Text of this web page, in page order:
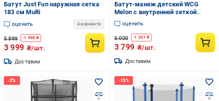
Батут Just Fun наружная сетка
183 см Multi
оценить 4 варианта
5 899 -1 900 ₴
3 999 ₴/шт.
Доставим
Батут-манеж детский WCG
Melon с внутренней сеткой
круглый до 80 кг 108 см (W-
1008A)
оценить
5 000 -1 201 ₴
3 799 ₴/шт.
Доставим